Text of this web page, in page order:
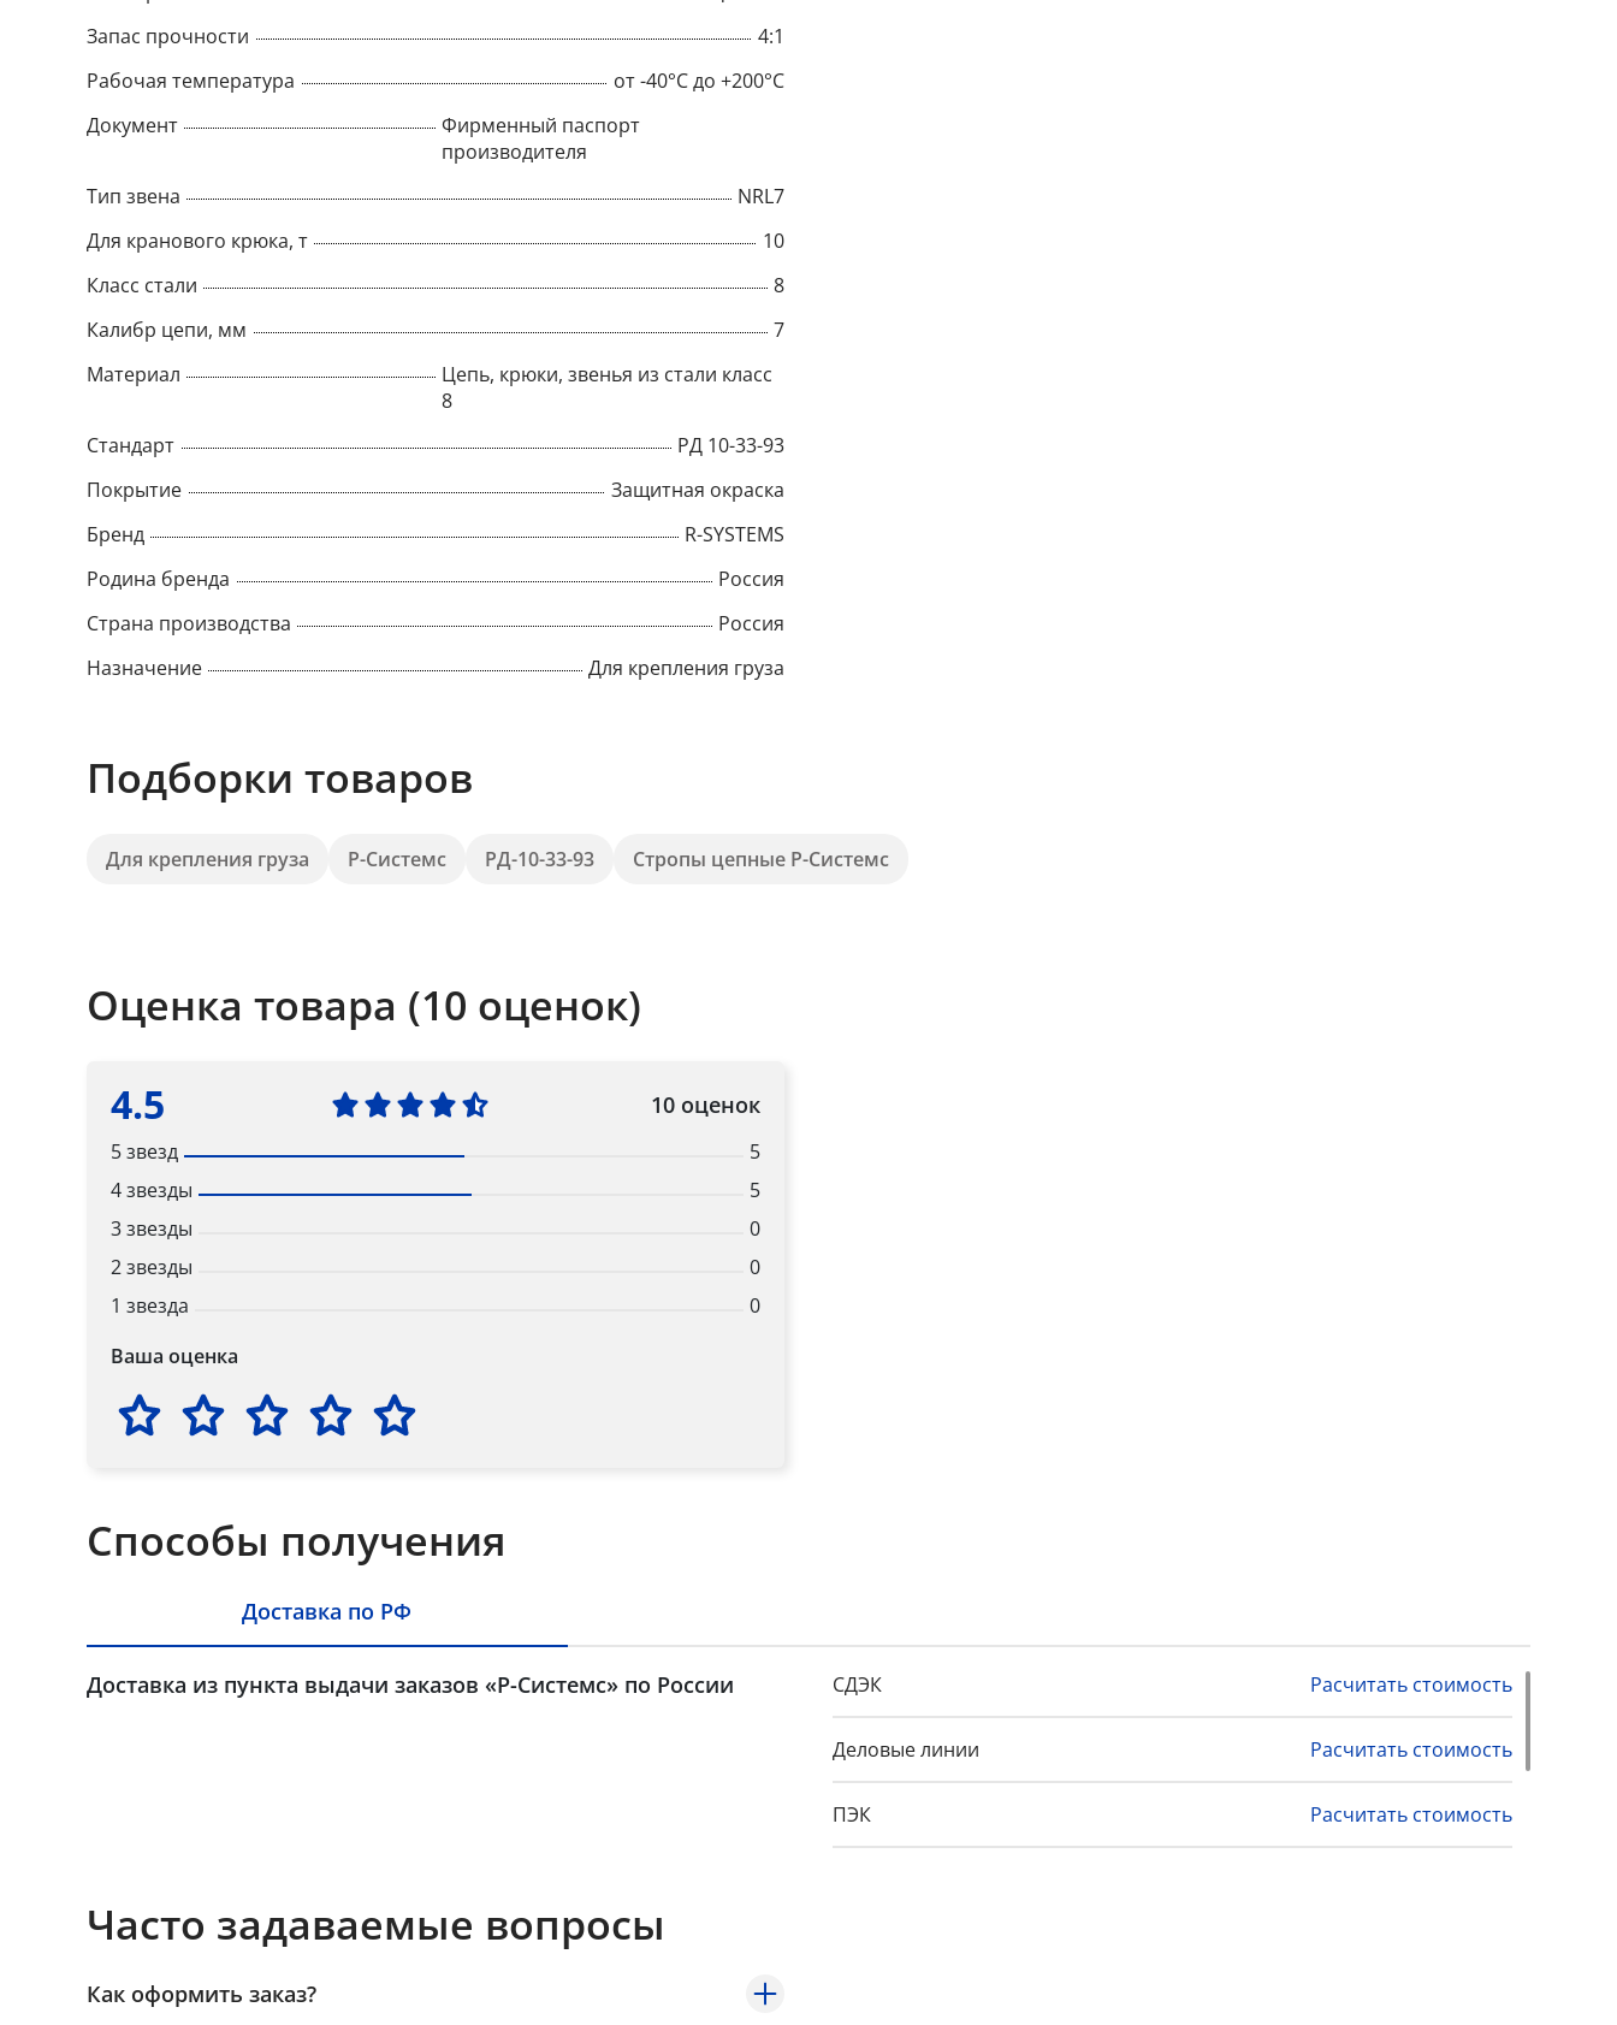
Запас прочности
4:1
Рабочая температура
от -40°C до +200°C
Документ
Фирменный паспорт
производителя
Тип звена
NRL7
Для кранового крюка, т
10
Класс стали
8
Калибр цепи, мм
7
Материал
Цепь, крюки, звенья из стали класс
8
Стандарт
РД 10-33-93
Покрытие
Защитная окраска
Бренд
R-SYSTEMS
Родина бренда
Россия
Страна производства
Россия
Назначение
Для крепления груза
Подборки товаров
Для крепления груза Р-Системс РД-10-33-93 Стропы цепные Р-Системс
Оценка товара (10 оценок)
4.5 10 оценок
5 звезд
5
4 звезды
5
3 звезды
0
2 звезды
0
1 звезда
0
Ваша оценка
Способы получения
Доставка по РФ
Доставка из пункта выдачи заказов «Р-Системс» по России СДЭК Расчитать стоимость
Деловые линии Расчитать стоимость
ПЭК Расчитать стоимость
Часто задаваемые вопросы
Как оформить заказ?
Popup
Title